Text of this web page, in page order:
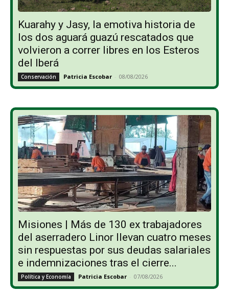
Kuarahy y Jasy, la emotiva historia de
los dos aguará guazú rescatados que
volvieron a correr libres en los Esteros
del Iberá
Conservación Patricia Escobar - 08/08/2026
Misiones | Más de 130 ex trabajadores
del aserradero Linor llevan cuatro meses
sin respuestas por sus deudas salariales
e indemnizaciones tras el cierre...
Política y Economía Patricia Escobar - 07/08/2026